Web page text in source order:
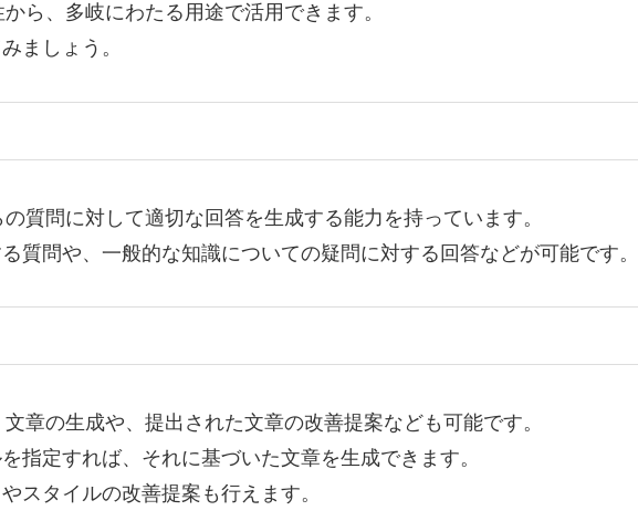
ら、多岐にわたる用途で活用できます。
ましょう。
質問に対して適切な回答を生成する能力を持っています。
質問や、一般的な知識についての疑問に対する回答などが可能です。
章の生成や、提出された文章の改善提案なども可能です。
指定すれば、それに基づいた文章を生成できます。
スタイルの改善提案も行えます。